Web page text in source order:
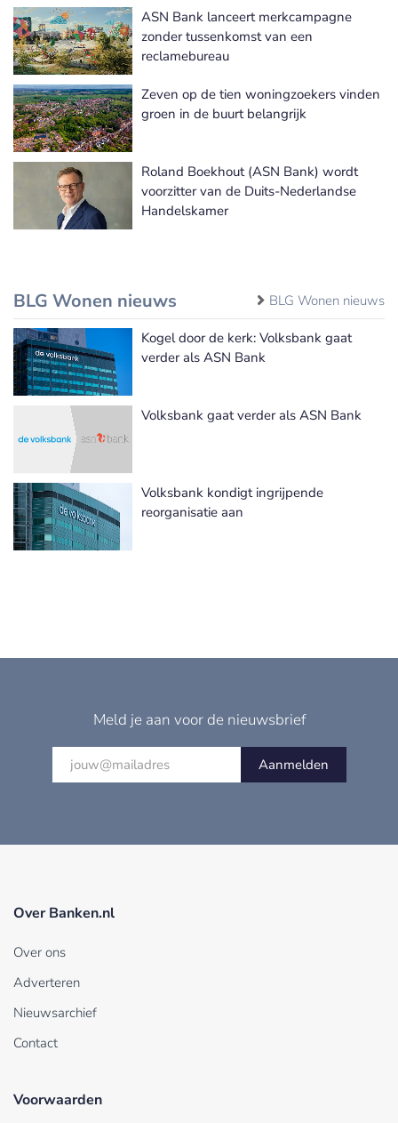
ASN Bank lanceert merkcampagne
zonder tussenkomst van een
reclamebureau
Zeven op de tien woningzoekers vinden
groen in de buurt belangrijk
Roland Boekhout (ASN Bank) wordt
voorzitter van de Duits-Nederlandse
Handelskamer
BLG Wonen nieuws BLG Wonen nieuws
Kogel door de kerk: Volksbank gaat
verder als ASN Bank
Volksbank gaat verder als ASN Bank
Volksbank kondigt ingrijpende
reorganisatie aan
Meld je aan voor de nieuwsbrief
Aanmelden
Over Banken.nl
Over ons
Adverteren
Nieuwsarchief
Contact
Voorwaarden